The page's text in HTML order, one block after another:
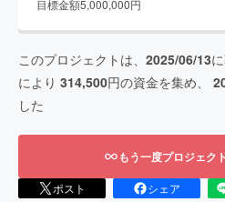
目標金額5,000,000円
このプロジェクトは、 2025/06/13
により 314,500円の資金を集め、
した
もう一度プロジェク
ポスト シェア